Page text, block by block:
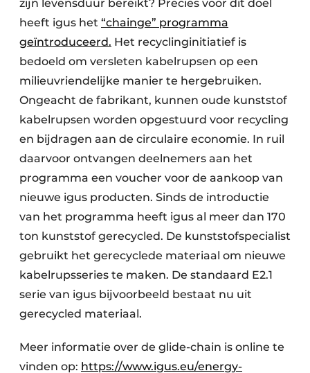
zijn levensduur bereikt? Precies voor dit doel
heeft igus het “chainge” programma
geïntroduceerd. Het recyclinginitiatief is
bedoeld om versleten kabelrupsen op een
milieuvriendelijke manier te hergebruiken.
Ongeacht de fabrikant, kunnen oude kunststof
kabelrupsen worden opgestuurd voor recycling
en bijdragen aan de circulaire economie. In ruil
daarvoor ontvangen deelnemers aan het
programma een voucher voor de aankoop van
nieuwe igus producten. Sinds de introductie
van het programma heeft igus al meer dan 170
ton kunststof gerecycled. De kunststofspecialist
gebruikt het gerecyclede materiaal om nieuwe
kabelrupsseries te maken. De standaard E2.1
serie van igus bijvoorbeeld bestaat nu uit
gerecycled materiaal.
Meer informatie over de glide-chain is online te
vinden op: https://www.igus.eu/energy-